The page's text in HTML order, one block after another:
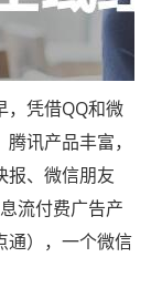
凭借QQ和微
讯产品丰富，
报、微信朋友
流付费广告产
通），一个微信